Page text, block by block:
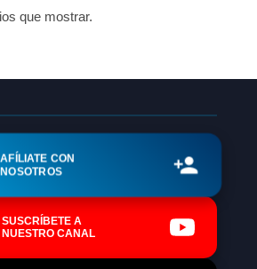
que mostrar.
AFÍLIATE CON
NOSOTROS
SUSCRÍBETE A
NUESTRO CANAL